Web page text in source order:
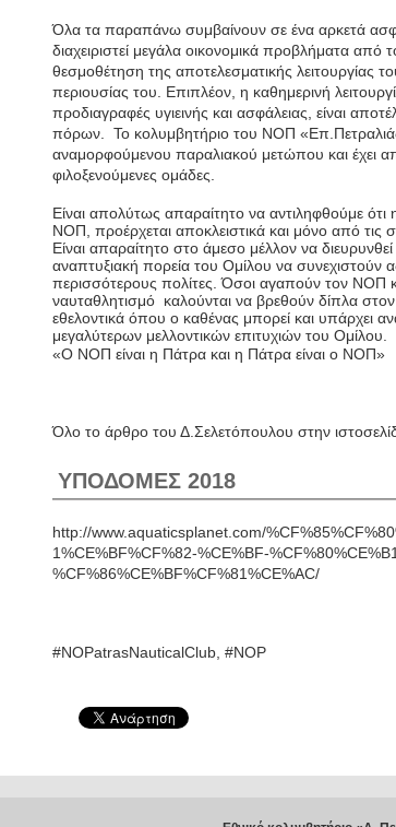
Όλα τα παραπάνω συμβαίνουν σε ένα αρκετά
διαχειριστεί μεγάλα οικονομικά προβλήματα
θεσμοθέτηση της αποτελεσματικής λειτουργίας
περιουσίας του. Επιπλέον, η καθημερινή
προδιαγραφές υγιεινής και ασφάλειας, είναι
πόρων. Το κολυμβητήριο του ΝΟΠ
αναμορφούμενου παραλιακού μετώπου και έχει
φιλοξενούμενες ομάδες.
Είναι απολύτως απαραίτητο να αντιληφθούμε
ΝΟΠ, προέρχεται αποκλειστικά και μόνο από
Είναι απαραίτητο στο άμεσο μέλλον να
αναπτυξιακή πορεία του Ομίλου να συνεχιστούν
περισσότερους πολίτες. Όσοι αγαπούν τον ΝΟΠ
ναυταθλητισμό καλούνται να βρεθούν δίπλα
εθελοντικά όπου ο καθένας μπορεί και υπάρχει
μεγαλύτερων μελλοντικών επιτυχιών του Ομίλου.
«Ο ΝΟΠ είναι η Πάτρα και η Πάτρα είναι ο ΝΟΠ»
Όλο το άρθρο του Δ.Σελετόπουλου στην
ΥΠΟΔΟΜΕΣ 2018
http://www.aquaticsplanet.com/
1%CE%BF%CF%82-%CE%BF-
%CF%86%CE%BF%CF%81%CE%AC/
#NOPatrasNauticalClub, #NOP